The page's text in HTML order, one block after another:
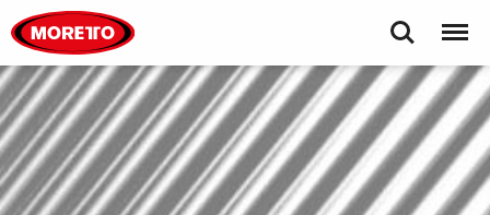
Search Menu